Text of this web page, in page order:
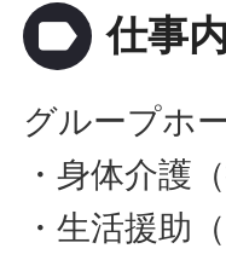
label 仕事
グループホ
・身体介護
・生活援助